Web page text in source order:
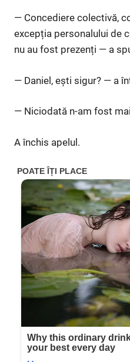
— Concediere colectivă,
excepția personalului de
nu au fost prezenți — a
— Daniel, ești sigur? — a
— Niciodată n-am fost
A închis apelul.